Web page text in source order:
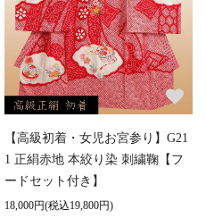
【高級初着・女児お宮参り】G21
1 正絹赤地 本絞り染 刺繍鞠【フ
ードセット付き】
18,000円(税込19,800円)